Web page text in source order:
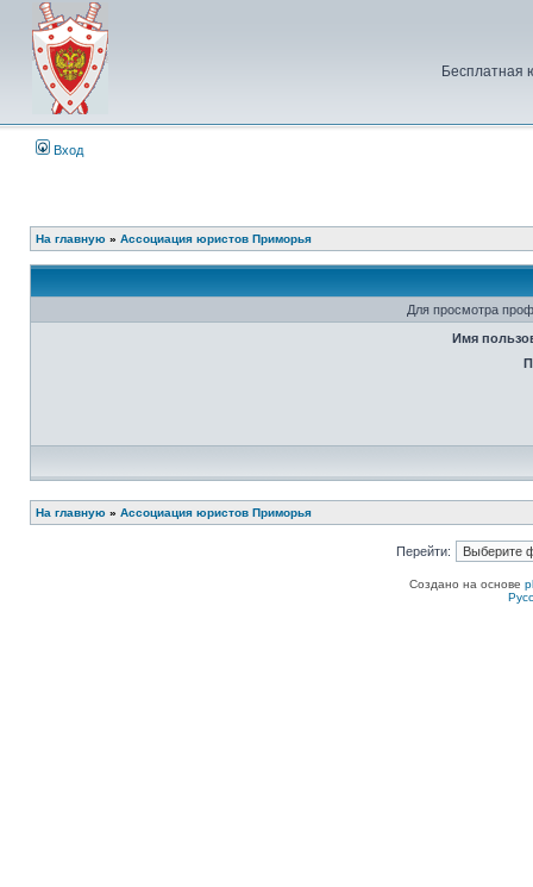
Бесплатная
Вход
На главную » Ассоциация юристов Приморья
Для просмотра
Имя
На главную » Ассоциация юристов Приморья
Перейти:
Создано на основе